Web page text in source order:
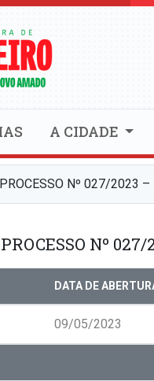
A CIDADE
PROCESSO Nº 027/2023
PROCESSO Nº
DATA DE
09/05/2023